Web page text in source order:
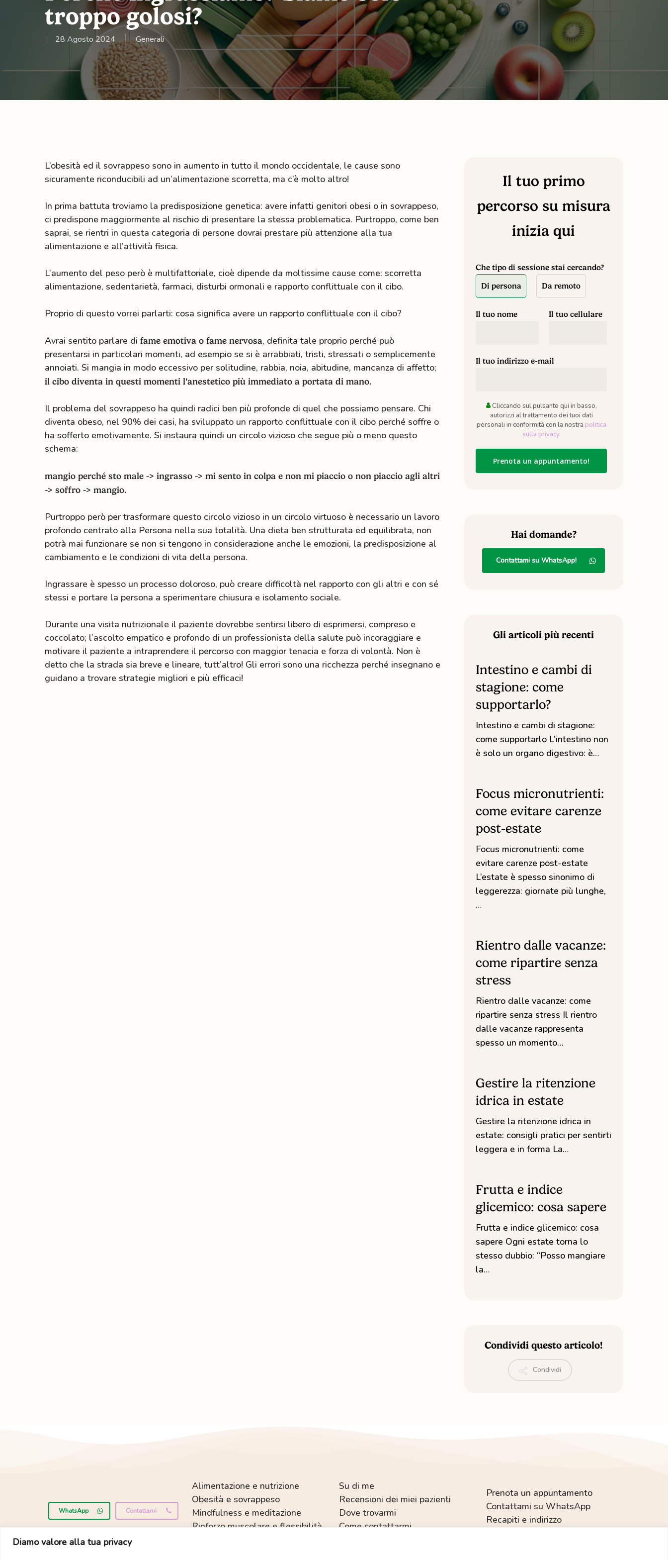
Diamo valore alla tua privacy
nutrizione
dimagrimento
meditazione
flessibilità
troppo golosi?
28 Agosto 2024 Generali
L’obesità ed il sovrappeso sono in aumento in tutto il mondo occidentale, le cause sono
sicuramente riconducibili ad un’alimentazione scorretta, ma c’è molto altro!
In prima battuta troviamo la predisposizione genetica: avere infatti genitori obesi o in sovrappeso,
ci predispone maggiormente al rischio di presentare la stessa problematica. Purtroppo, come ben
saprai, se rientri in questa categoria di persone dovrai prestare più attenzione alla tua
alimentazione e all’attività fisica.
L’aumento del peso però è multifattoriale, cioè dipende da moltissime cause come: scorretta
alimentazione, sedentarietà, farmaci, disturbi ormonali e rapporto conflittuale con il cibo.
Proprio di questo vorrei parlarti: cosa significa avere un rapporto conflittuale con il cibo?
Avrai sentito parlare di fame emotiva o fame nervosa, definita tale proprio perché può
presentarsi in particolari momenti, ad esempio se si è arrabbiati, tristi, stressati o semplicemente
annoiati. Si mangia in modo eccessivo per solitudine, rabbia, noia, abitudine, mancanza di affetto;
il cibo diventa in questi momenti l’anestetico più immediato a portata di mano.
Il problema del sovrappeso ha quindi radici ben più profonde di quel che possiamo pensare. Chi
diventa obeso, nel 90% dei casi, ha sviluppato un rapporto conflittuale con il cibo perché soffre o
ha sofferto emotivamente. Si instaura quindi un circolo vizioso che segue più o meno questo
schema:
mangio perché sto male -> ingrasso -> mi sento in colpa e non mi piaccio o non piaccio agli altri
-> soffro -> mangio.
Purtroppo però per trasformare questo circolo vizioso in un circolo virtuoso è necessario un lavoro
profondo centrato alla Persona nella sua totalità. Una dieta ben strutturata ed equilibrata, non
potrà mai funzionare se non si tengono in considerazione anche le emozioni, la predisposizione al
cambiamento e le condizioni di vita della persona.
Ingrassare è spesso un processo doloroso, può creare difficoltà nel rapporto con gli altri e con sé
stessi e portare la persona a sperimentare chiusura e isolamento sociale.
Durante una visita nutrizionale il paziente dovrebbe sentirsi libero di esprimersi, compreso e
coccolato; l’ascolto empatico e profondo di un professionista della salute può incoraggiare e
motivare il paziente a intraprendere il percorso con maggior tenacia e forza di volontà. Non è
detto che la strada sia breve e lineare, tutt’altro! Gli errori sono una ricchezza perché insegnano e
guidano a trovare strategie migliori e più efficaci!
Il tuo primo
percorso su misura
inizia qui
Che tipo di sessione stai cercando?
Di persona
Da remoto
Il tuo nome Il tuo cellulare
Il tuo indirizzo e-mail
Cliccando sul pulsante qui in basso,
autorizzi al trattamento dei tuoi dati
personali in conformità con la nostra politica
sulla privacy.
Hai domande?
Contattami su WhatsApp!
Gli articoli più recenti
e
cambi
di
stagione:
come
supportarlo?
Intestino e cambi di
stagione: come
supportarlo?
Intestino e cambi di stagione:
come supportarlo L’intestino non
è solo un organo digestivo: è…
micronutrienti:
evitare
carenze
post-
estate
Focus micronutrienti:
come evitare carenze
post-estate
Focus micronutrienti: come
evitare carenze post-estate
L’estate è spesso sinonimo di
leggerezza: giornate più lunghe,
…
dalle
come
ripartire
senza
stress
Rientro dalle vacanze:
come ripartire senza
stress
Rientro dalle vacanze: come
ripartire senza stress Il rientro
dalle vacanze rappresenta
spesso un momento…
la
ritenzione
idrica
in
estate
Gestire la ritenzione
idrica in estate
Gestire la ritenzione idrica in
estate: consigli pratici per sentirti
leggera e in forma La…
e
indice
glicemico:
cosa
sapere
Frutta e indice
glicemico: cosa sapere
Frutta e indice glicemico: cosa
sapere Ogni estate torna lo
stesso dubbio: “Posso mangiare
la…
Condividi questo articolo!
Condividi
WhatsApp Contattami
Alimentazione e nutrizione
Obesità e sovrappeso
Mindfulness e meditazione
Rinforzo muscolare e flessibilità
Su di me
Recensioni dei miei pazienti
Dove trovarmi
Come contattarmi
Prenota un appuntamento
Contattami su WhatsApp
Recapiti e indirizzo